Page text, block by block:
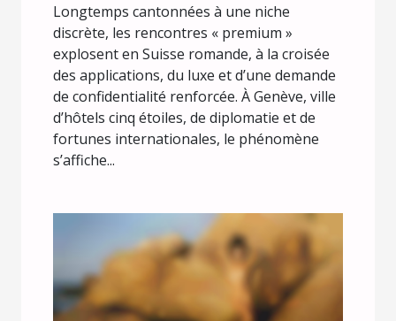
Longtemps cantonnées à une niche
discrète, les rencontres « premium »
explosent en Suisse romande, à la croisée
des applications, du luxe et d’une demande
de confidentialité renforcée. À Genève, ville
d’hôtels cinq étoiles, de diplomatie et de
fortunes internationales, le phénomène
s’affiche...